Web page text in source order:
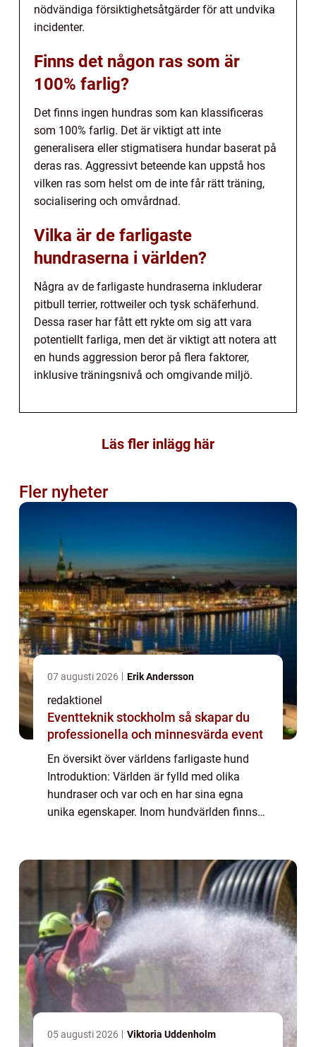
nödvändiga försiktighetsåtgärder för att undvika
incidenter.
Finns det någon ras som är
100% farlig?
Det finns ingen hundras som kan klassificeras
som 100% farlig. Det är viktigt att inte
generalisera eller stigmatisera hundar baserat på
deras ras. Aggressivt beteende kan uppstå hos
vilken ras som helst om de inte får rätt träning,
socialisering och omvårdnad.
Vilka är de farligaste
hundraserna i världen?
Några av de farligaste hundraserna inkluderar
pitbull terrier, rottweiler och tysk schäferhund.
Dessa raser har fått ett rykte om sig att vara
potentiellt farliga, men det är viktigt att notera att
en hunds aggression beror på flera faktorer,
inklusive träningsnivå och omgivande miljö.
Läs fler inlägg här
Fler nyheter
07 augusti 2026 Erik Andersson
redaktionel
Eventteknik stockholm så skapar du
professionella och minnesvärda event
En översikt över världens farligaste hund
Introduktion: Världen är fylld med olika
hundraser och var och en har sina egna
unika egenskaper. Inom hundvärlden finns
05 augusti 2026 Viktoria Uddenholm